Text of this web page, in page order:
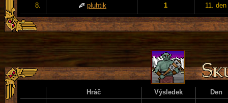
8. pluhtik 1 11. den
Hráč Výsledek Den